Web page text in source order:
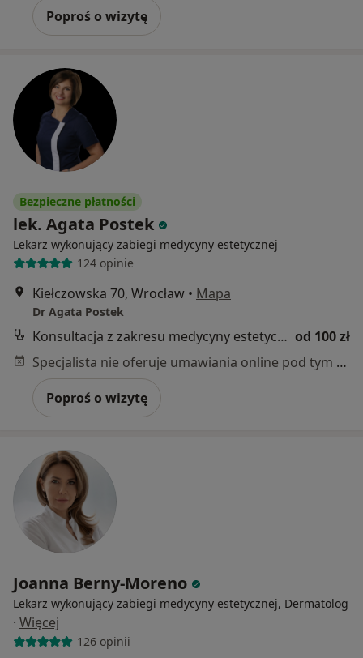
Poproś o wizytę
Bezpieczne płatności
lek. Agata Postek
Lekarz wykonujący zabiegi medycyny estetycznej
124 opinie
Kiełczowska 70, Wrocław • Mapa
Dr Agata Postek
Konsultacja z zakresu medycyny estetycznej od 100 zł
Specjalista nie oferuje umawiania online pod tym adresem.
Poproś o wizytę
Joanna Berny-Moreno
Lekarz wykonujący zabiegi medycyny estetycznej, Dermatolog
· Więcej
126 opinii